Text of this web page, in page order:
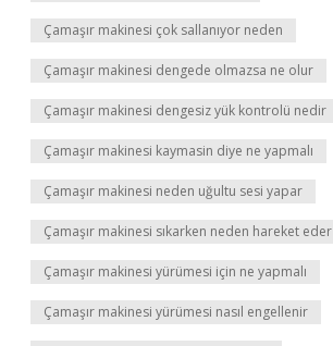
Çamaşır makinesi çok sallanıyor neden
Çamaşır makinesi dengede olmazsa ne olur
Çamaşır makinesi dengesiz yük kontrolü nedir
Çamaşır makinesi kaymasin diye ne yapmalı
Çamaşır makinesi neden uğultu sesi yapar
Çamaşır makinesi sıkarken neden hareket eder
Çamaşır makinesi yürümesi için ne yapmalı
Çamaşır makinesi yürümesi nasıl engellenir